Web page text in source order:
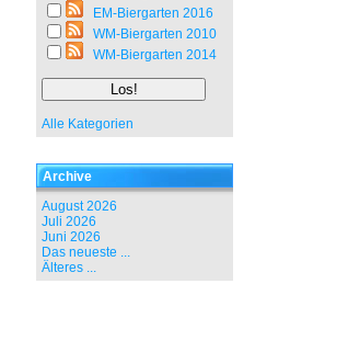
EM-Biergarten 2016
WM-Biergarten 2010
WM-Biergarten 2014
Alle Kategorien
Archive
August 2026
Juli 2026
Juni 2026
Das neueste ...
Älteres ...